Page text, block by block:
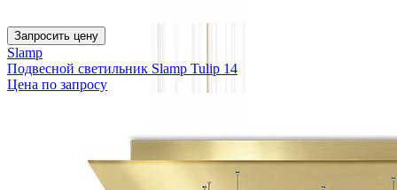
Запросить цену
Slamp
Подвесной светильник Slamp Tulip 14
Цена по запросу